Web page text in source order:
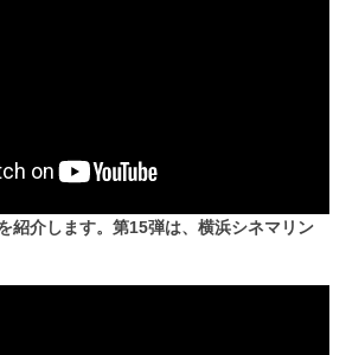
紹介します。第15弾は、横浜シネマリン